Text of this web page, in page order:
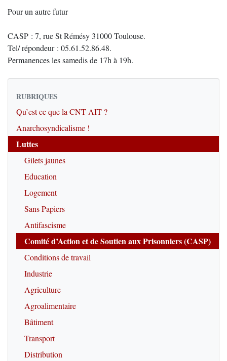
Pour un autre futur
CASP : 7, rue St Rémésy 31000 Toulouse.
Tel/ répondeur : 05.61.52.86.48.
Permanences les samedis de 17h à 19h.
RUBRIQUES
Qu’est ce que la CNT-AIT ?
Anarchosyndicalisme !
Luttes
Gilets jaunes
Education
Logement
Sans Papiers
Antifascisme
Comité d’Action et de Soutien aux Prisonniers (CASP)
Conditions de travail
Industrie
Agriculture
Agroalimentaire
Bâtiment
Transport
Distribution